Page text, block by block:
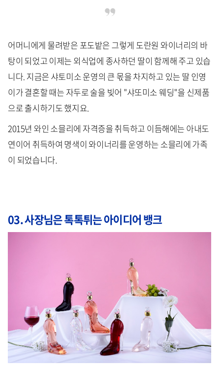
어머니에게 물려받은 포도밭은 그렇게 도란원 와이너리의 바
탕이 되었고 이제는 외식업에 종사하던 딸이 함께해 주고 있습
니다. 지금은 샤토미소 운영의 큰 몫을 차지하고 있는 딸 인영
이가 결혼할 때는 자두로 술을 빚어 "샤또미소 웨딩"을 신제품
으로 출시하기도 했지요.
2015년 와인 소믈리에 자격증을 취득하고 이듬해에는 아내도
연이어 취득하여 명색이 와이너리를 운영하는 소믈리에 가족
이 되었습니다.
03. 사장님은 톡톡튀는 아이디어 뱅크